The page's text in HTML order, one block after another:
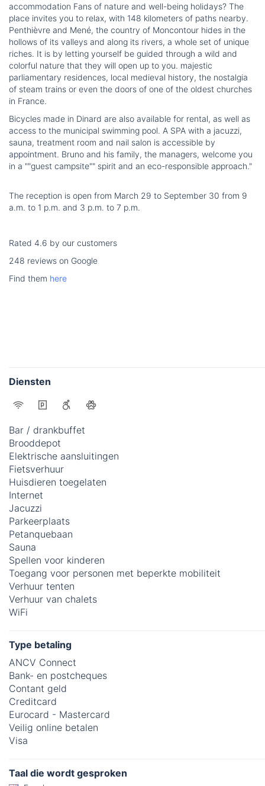
accommodation Fans of nature and well-being holidays? The
place invites you to relax, with 148 kilometers of paths nearby.
Penthièvre and Mené, the country of Moncontour hides in the
hollows of its valleys and along its rivers, a whole set of unique
riches. It is by letting yourself be guided through a wild and
colorful nature that they will open up to you. majestic
parliamentary residences, local medieval history, the nostalgia
of steam trains or even the doors of one of the oldest churches
in France.
Bicycles made in Dinard are also available for rental, as well as
access to the municipal swimming pool. A SPA with a jacuzzi,
sauna, treatment room and nail salon is accessible by
appointment. Bruno and his family, the managers, welcome you
in a ""guest campsite"" spirit and an eco-responsible approach."
The reception is open from March 29 to September 30 from 9
a.m. to 1 p.m. and 3 p.m. to 7 p.m.
Rated 4.6 by our customers
248 reviews on Google
Find them here
Diensten
Bar / drankbuffet
Brooddepot
Elektrische aansluitingen
Fietsverhuur
Huisdieren toegelaten
Internet
Jacuzzi
Parkeerplaats
Petanquebaan
Sauna
Spellen voor kinderen
Toegang voor personen met beperkte mobiliteit
Verhuur tenten
Verhuur van chalets
WiFi
Type betaling
ANCV Connect
Bank- en postcheques
Contant geld
Creditcard
Eurocard - Mastercard
Veilig online betalen
Visa
Taal die wordt gesproken